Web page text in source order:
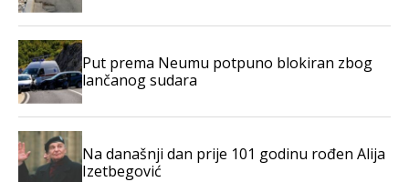
Put prema Neumu potpuno blokiran zbog
lančanog sudara
Na današnji dan prije 101 godinu rođen Alija
Izetbegović